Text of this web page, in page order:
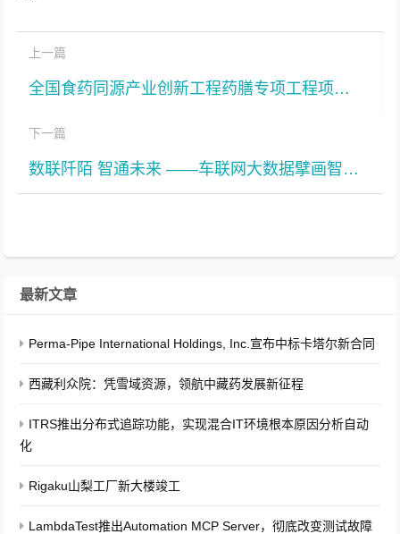
上一篇
全国食药同源产业创新工程药膳专项工程项目交流会
下一篇
数联阡陌 智通未来 ——车联网大数据擘画智慧交通与乡村振兴新图景
最新文章
Perma-Pipe International Holdings, Inc.宣布中标卡塔尔新合同
西藏利众院：凭雪域资源，领航中藏药发展新征程
ITRS推出分布式追踪功能，实现混合IT环境根本原因分析自动
化
Rigaku山梨工厂新大楼竣工
LambdaTest推出Automation MCP Server，彻底改变测试故障